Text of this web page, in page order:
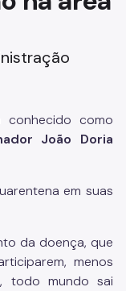
conhecido como
João Doria
em suas
da doença, que
menos
todo mundo sai